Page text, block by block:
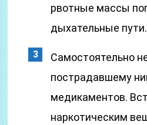
рвотные массы
дыхательные пути.
Самостоятельно
пострадавшему
медикаментов.
наркотическим